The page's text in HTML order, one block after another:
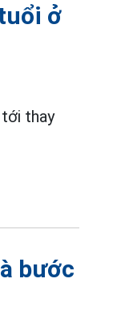
ở
tới thay
bước